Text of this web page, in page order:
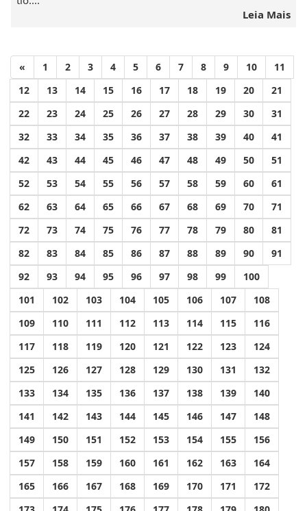
Leia Mais
« 1 2 3 4 5 6 7 8 9 10
11
12
13 14 15 16 17 18 19 20
21
22
23 24 25 26 27 28 29 30
31
32
33 34 35 36 37 38 39 40
41
42
43 44 45 46 47 48 49 50
51
52
53 54 55 56 57 58 59 60
61
62
63 64 65 66 67 68 69 70
71
72
73 74 75 76 77 78 79 80
81
82
83 84 85 86 87 88 89 90
91
92
93 94 95 96 97 98 99
100
101
102 103 104 105 106 107
108
109
110 111 112 113 114 115
116
117
118 119 120 121 122 123
124
125
126 127 128 129 130 131
132
133
134 135 136 137 138 139
140
141
142 143 144 145 146 147
148
149
150 151 152 153 154 155
156
157
158 159 160 161 162 163
164
165
166 167 168 169 170 171
172